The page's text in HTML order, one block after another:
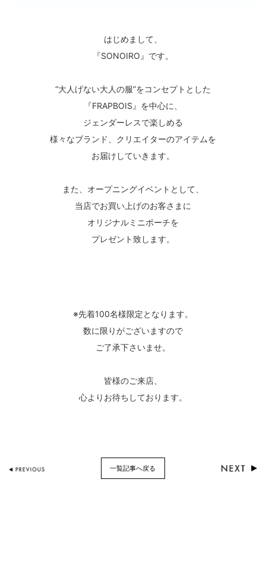
はじめまして、
『SONOIRO』です。
“大人げない大人の服”をコンセプトとした
『FRAPBOIS』を中心に、
ジェンダーレスで楽しめる
様々なブランド、クリエイターのアイテムを
お届けしていきます。
また、オープニングイベントとして、
当店でお買い上げのお客さまに
オリジナルミニポーチを
プレゼント致します。
※先着100名様限定となります。
数に限りがございますので
ご了承下さいませ。
皆様のご来店、
心よりお待ちしております。
一覧記事へ戻る